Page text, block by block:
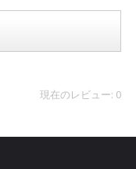
現在のレビュー: 0